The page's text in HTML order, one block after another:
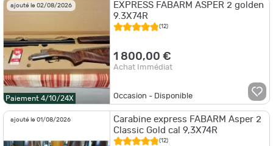
ajouté le 02/08/2026
Paiement 4/10/24X
EXPRESS FABARM ASPER 2 golden
9.3X74R
(12)
1 800,00 €
Achat Immédiat
Occasion - Disponible
ajouté le 01/08/2026
Carabine express FABARM Asper 2
Classic Gold cal 9,3X74R
(12)